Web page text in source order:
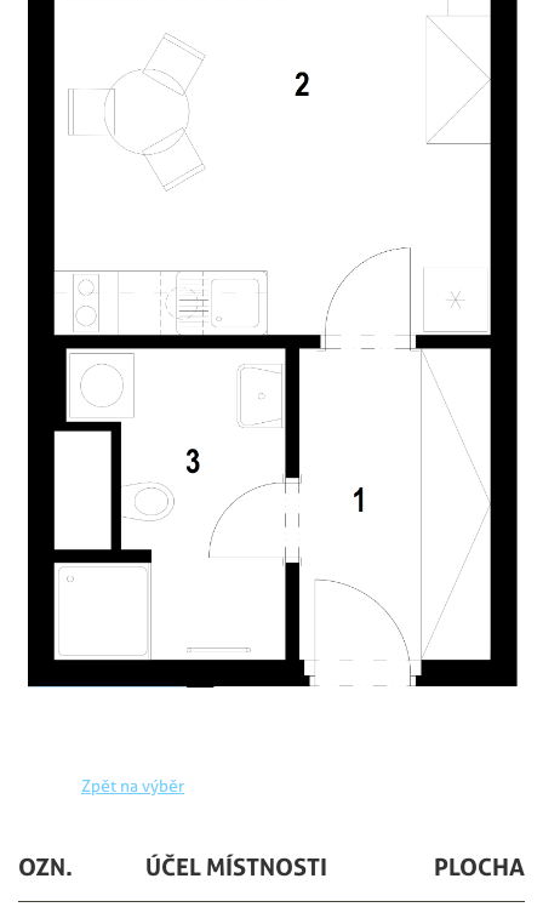
Zpět na výběr
OZN. ÚČEL MÍSTNOSTI
PLOCHA